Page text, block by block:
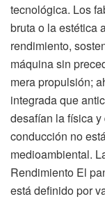
tecnológica. Los
bruta o la estética
rendimiento,
máquina sin
mera propulsión;
integrada que
desafían la física
conducción no
medioambiental.
Rendimiento El
está definido por